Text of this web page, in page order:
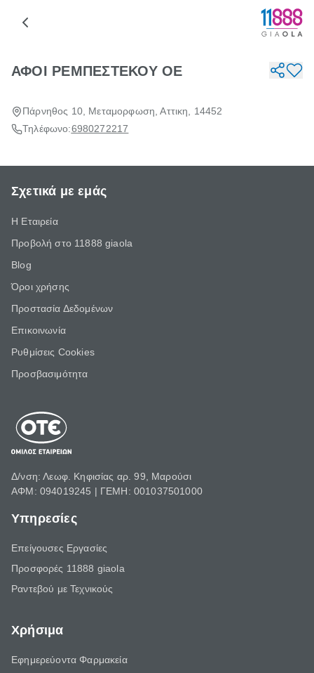
ΑΦΟΙ ΡΕΜΠΕΣΤΕΚΟΥ ΟΕ
Πάρνηθος 10, Μεταμορφωση, Αττικη, 14452
Τηλέφωνο:6980272217
Σχετικά με εμάς
Η Εταιρεία
Προβολή στο 11888 giaola
Blog
Όροι χρήσης
Προστασία Δεδομένων
Επικοινωνία
Ρυθμίσεις Cookies
Προσβασιμότητα
Δ/νση: Λεωφ. Κηφισίας αρ. 99, Μαρούσι
ΑΦΜ: 094019245 | ΓΕΜΗ: 001037501000
Υπηρεσίες
Επείγουσες Εργασίες
Προσφορές 11888 giaola
Ραντεβού με Τεχνικούς
Χρήσιμα
Εφημερεύοντα Φαρμακεία